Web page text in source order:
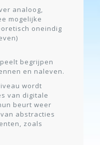
analoog,
mogelijke
oneindig
begrijpen
en naleven.
wordt
van digitale
beurt weer
abstracties
zoals